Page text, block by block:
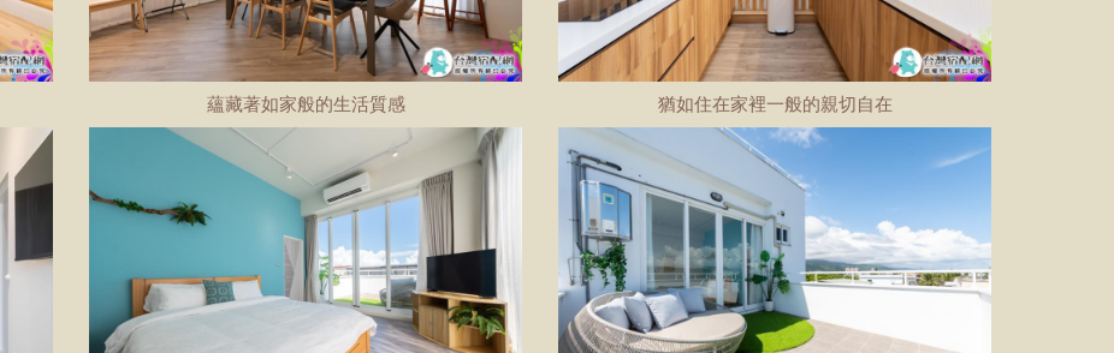
蘊藏著如家般的生活質感 猶如住在家裡一般的親切自在